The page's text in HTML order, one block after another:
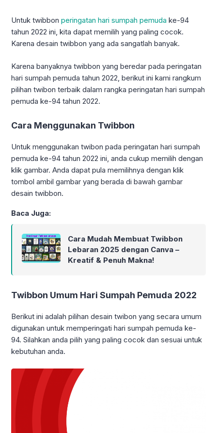
Untuk twibbon peringatan hari sumpah pemuda ke-94
tahun 2022 ini, kita dapat memilih yang paling cocok.
Karena desain twibbon yang ada sangatlah banyak.
Karena banyaknya twibbon yang beredar pada peringatan
hari sumpah pemuda tahun 2022, berikut ini kami rangkum
pilihan twibon terbaik dalam rangka peringatan hari sumpah
pemuda ke-94 tahun 2022.
Cara Menggunakan Twibbon
Untuk menggunakan twibon pada peringatan hari sumpah
pemuda ke-94 tahun 2022 ini, anda cukup memilih dengan
klik gambar. Anda dapat pula memilihnya dengan klik
tombol ambil gambar yang berada di bawah gambar
desain twibbon.
Baca Juga:
Cara Mudah Membuat Twibbon
Lebaran 2025 dengan Canva –
Kreatif & Penuh Makna!
Twibbon Umum Hari Sumpah Pemuda 2022
Berikut ini adalah pilihan desain twibon yang secara umum
digunakan untuk memperingati hari sumpah pemuda ke-
94. Silahkan anda pilih yang paling cocok dan sesuai untuk
kebutuhan anda.